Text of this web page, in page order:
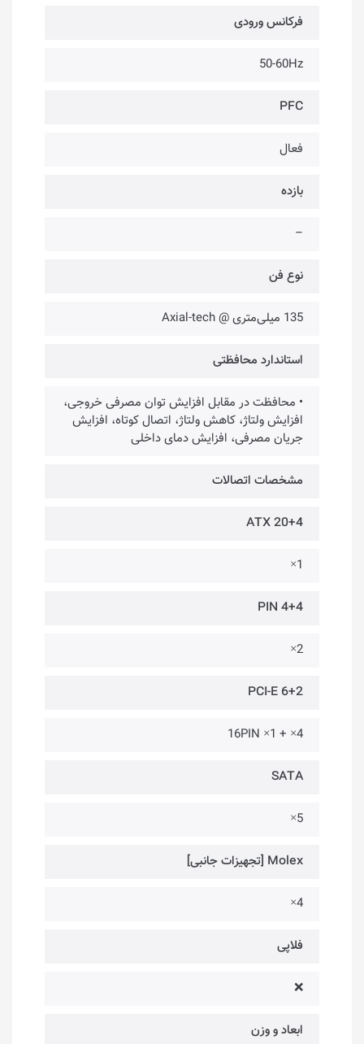
فرکانس ورودی
50-60Hz
PFC
فعال
بازده
–
نوع فن
135 میلی‌متری @ Axial-tech
استاندارد محافظتی
• محافظت در مقابل افزایش توان مصرفی خروجی،
افزایش ولتاژ، کاهش ولتاژ، اتصال کوتاه، افزایش
جریان مصرفی، افزایش دمای داخلی
مشخصات اتصالات
ATX 20+4
1×
4+4 PIN
2×
PCI-E 6+2
4× + 1× 16PIN
SATA
5×
Molex [تجهیزات جانبی]
4×
فلاپی
❌
ابعاد و وزن